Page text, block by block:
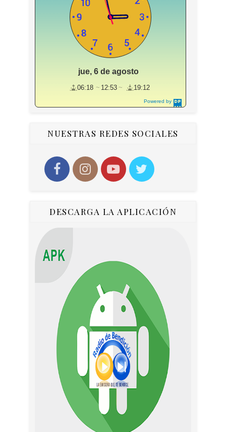
Powered by
DaysPedia.c
jue, 6 de agosto
06:18 12:53 19:12
NUESTRAS REDES SOCIALES
DESCARGA LA APLICACIÓN